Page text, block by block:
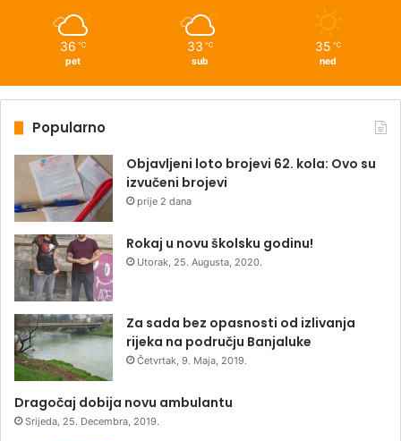
36 ℃
pet
33 ℃
sub
35 ℃
ned
Popularno
Objavljeni loto brojevi 62. kola: Ovo su
izvučeni brojevi
prije 2 dana
Rokaj u novu školsku godinu!
Utorak, 25. Augusta, 2020.
Za sada bez opasnosti od izlivanja
rijeka na području Banjaluke
Četvrtak, 9. Maja, 2019.
Dragočaj dobija novu ambulantu
Srijeda, 25. Decembra, 2019.